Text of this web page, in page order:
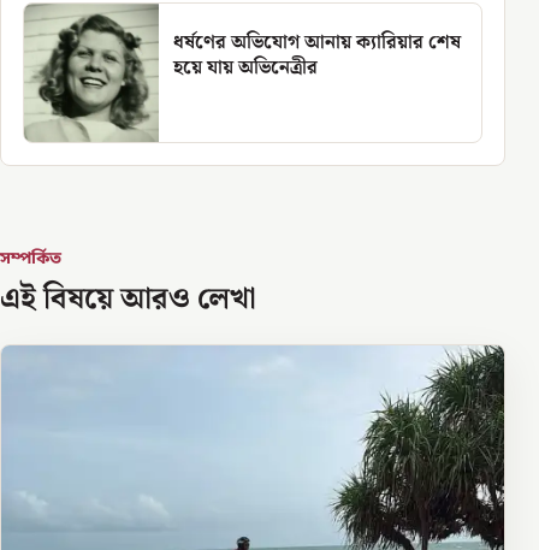
ধর্ষণের অভিযোগ আনায় ক্যারিয়ার শেষ
হয়ে যায় অভিনেত্রীর
সম্পর্কিত
এই বিষয়ে আরও লেখা